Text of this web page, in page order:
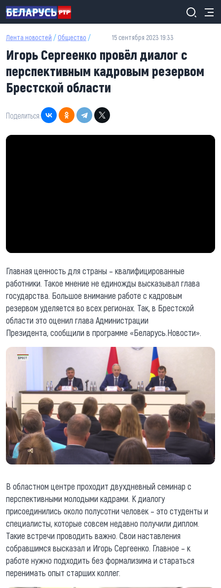
Перейти к основному содержанию
Лента новостей / Общество / 15 сентября 2023 19:33
Игорь Сергеенко провёл диалог с
перспективным кадровым резервом
Брестской области
Поделиться:
Главная ценность для страны – квалифицированные
работники. Такое мнение не единожды высказывал глава
государства. Большое внимание работе с кадровым
резервом уделяется во всех регионах. Так, в Брестской
области это оценил глава Администрации
Президента,сообщили в программе «Беларусь.Новости».
В областном центре проходит двухдневный семинар с
перспективными молодыми кадрами. К диалогу
присоединились около полусотни человек – это студенты и
специалисты, которые совсем недавно получили диплом.
Такие встречи проводить важно. Свои наставления
собравшимся высказал и Игорь Сергеенко. Главное – к
работе нужно подходить без формализима и стараться
перенимать опыт старших коллег.